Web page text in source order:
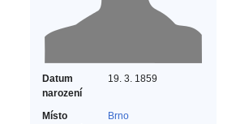
Datum
narození
19. 3. 1859
Místo
Brno